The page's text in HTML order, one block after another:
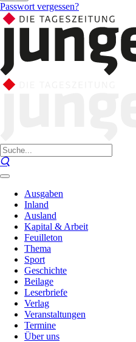
Passwort vergessen?
Ausgaben
Inland
Ausland
Kapital & Arbeit
Feuilleton
Thema
Sport
Geschichte
Beilage
Leserbriefe
Verlag
Veranstaltungen
Termine
Über uns